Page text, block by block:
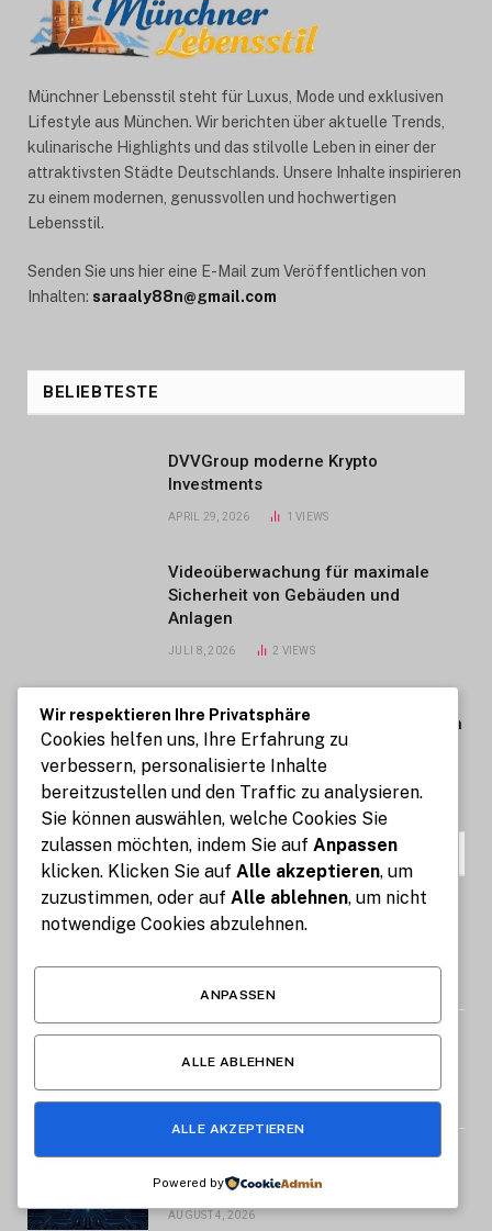
Münchner Lebensstil steht für Luxus, Mode und exklusiven
Lifestyle aus München. Wir berichten über aktuelle Trends,
kulinarische Highlights und das stilvolle Leben in einer der
attraktivsten Städte Deutschlands. Unsere Inhalte inspirieren
zu einem modernen, genussvollen und hochwertigen
Lebensstil.
Senden Sie uns hier eine E-Mail zum Veröffentlichen von
Inhalten: saraaly88n@gmail.com
BELIEBTESTE
DVVGroup moderne Krypto
Investments
APRIL 29, 2026 1VIEWS
Videoüberwachung für maximale
Sicherheit von Gebäuden und
Anlagen
JULI 8, 2026 2 VIEWS
gestützter strategischer Koordination
MAI 17, 2026 15 VIEWS
UNSERE EMPFEHLUNGEN
Image Compressor: Reduce Image
Auto mit Fahrer in Südindien Kosten
und wichtige Informationen
STIG ROCK Erfahrungen Deutsch
Lohnt sich die Diamanten Investition
AUGUST 4, 2026
Wir respektieren Ihre Privatsphäre
Cookies helfen uns, Ihre Erfahrung zu
verbessern, personalisierte Inhalte
bereitzustellen und den Traffic zu analysieren.
Sie können auswählen, welche Cookies Sie
zulassen möchten, indem Sie auf Anpassen
klicken. Klicken Sie auf Alle akzeptieren, um
zuzustimmen, oder auf Alle ablehnen, um nicht
notwendige Cookies abzulehnen.
ANPASSEN
ALLE ABLEHNEN
ALLE AKZEPTIEREN
Powered by